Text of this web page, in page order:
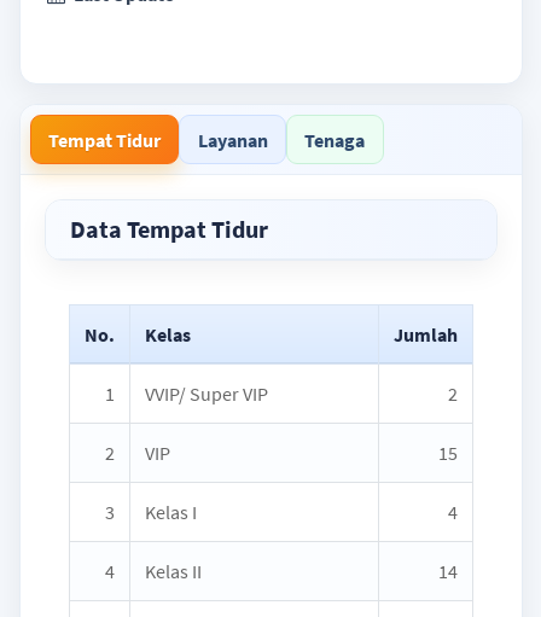
Tempat Tidur Layanan Tenaga
Data Tempat Tidur
No. Kelas Jumlah
1 VVIP/ Super VIP 2
2 VIP 15
3 Kelas I 4
4 Kelas II 14